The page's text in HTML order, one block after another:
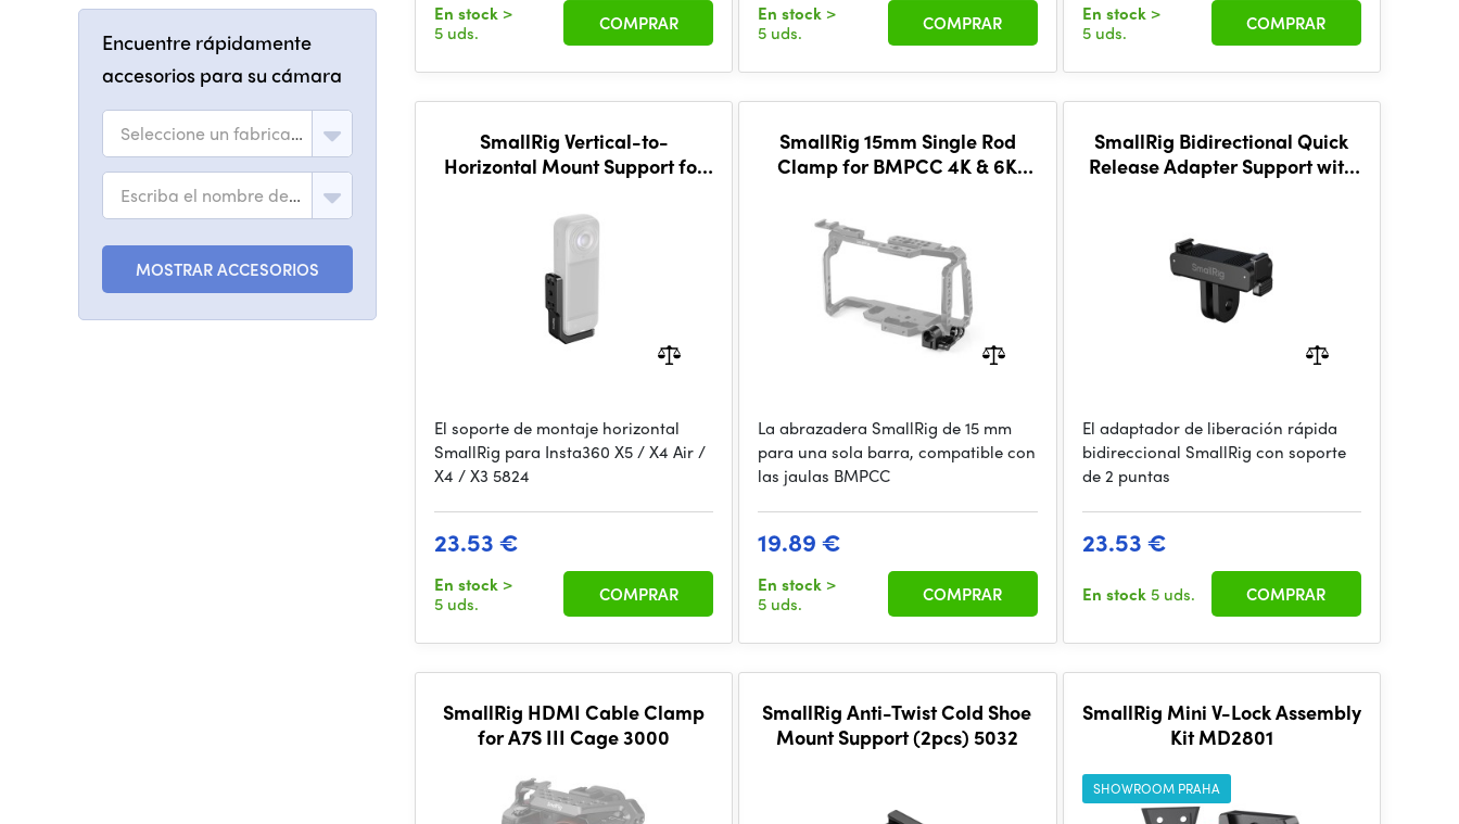
Encuentre rápidamente
accesorios para su cámara
Seleccione un fabricante
Escriba el nombre del modelo
MOSTRAR ACCESORIOS
En stock >
5 uds.
COMPRAR En stock >
5 uds.
COMPRAR En stock >
5 uds.
COMPRAR
SmallRig Vertical-to-
Horizontal Mount Support for
El soporte de montaje horizontal
SmallRig para Insta360 X5 / X4 Air /
X4 / X3 5824
23.53 €
En stock >
5 uds.
COMPRAR
SmallRig 15mm Single Rod
Clamp for BMPCC 4K & 6K
La abrazadera SmallRig de 15 mm
para una sola barra, compatible con
las jaulas BMPCC
19.89 €
En stock >
5 uds.
COMPRAR
SmallRig Bidirectional Quick
Release Adapter Support with
El adaptador de liberación rápida
bidireccional SmallRig con soporte
de 2 puntas
23.53 €
En stock 5 uds. COMPRAR
SmallRig HDMI Cable Clamp
for A7S III Cage 3000
SmallRig Anti-Twist Cold Shoe
Mount Support (2pcs) 5032
SmallRig Mini V-Lock Assembly
Kit MD2801
SHOWROOM PRAHA